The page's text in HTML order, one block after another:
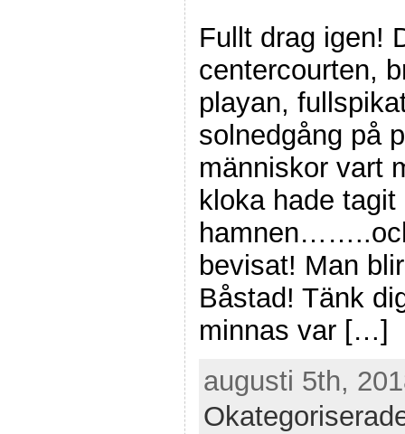
Fullt drag igen!
centercourten,
playan,
solnedgång på
människor vart
kloka hade
bevisat! Man
Båstad! Tänk
minnas var […]
augusti 5th,